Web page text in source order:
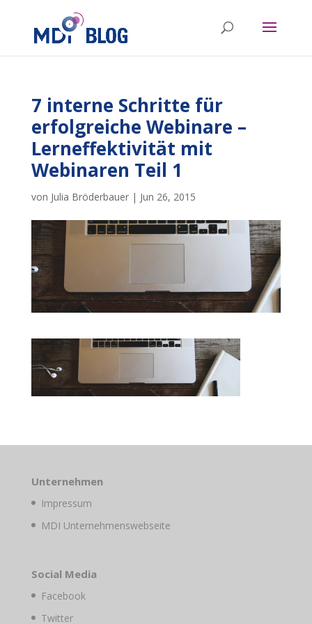
7 interne Schritte für
erfolgreiche Webinare –
Lerneffektivität mit
Webinaren Teil 1
von Julia Bröderbauer| Jun 26, 2015
Unternehmen
Impressum
MDI Unternehmenswebseite
Social Media
Facebook
Twitter